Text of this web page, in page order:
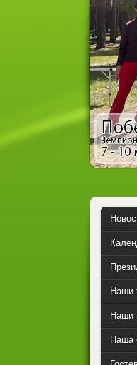
Наши
Наши
Наша